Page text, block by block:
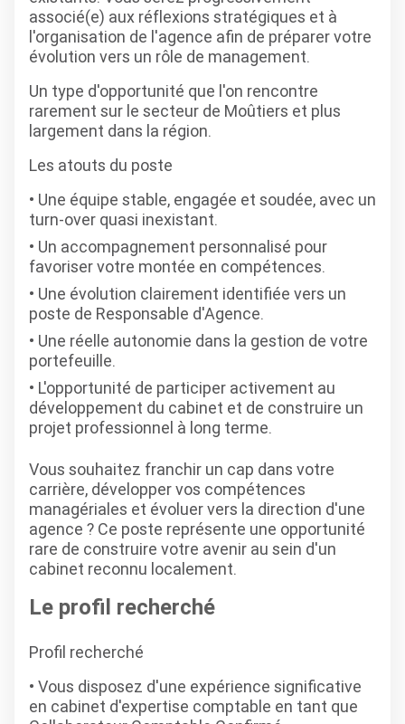
associé(e) aux réflexions stratégiques et à
l'organisation de l'agence afin de préparer votre
évolution vers un rôle de management.
Un type d'opportunité que l'on rencontre
rarement sur le secteur de Moûtiers et plus
largement dans la région.
Les atouts du poste
Une équipe stable, engagée et soudée, avec un
turn-over quasi inexistant.
Un accompagnement personnalisé pour
favoriser votre montée en compétences.
Une évolution clairement identifiée vers un
poste de Responsable d'Agence.
Une réelle autonomie dans la gestion de votre
portefeuille.
L'opportunité de participer activement au
développement du cabinet et de construire un
projet professionnel à long terme.
Vous souhaitez franchir un cap dans votre
carrière, développer vos compétences
managériales et évoluer vers la direction d'une
agence ? Ce poste représente une opportunité
rare de construire votre avenir au sein d'un
cabinet reconnu localement.
Le profil recherché
Profil recherché
Vous disposez d'une expérience significative
en cabinet d'expertise comptable en tant que